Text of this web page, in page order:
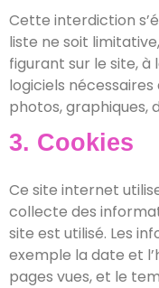
Cette interdiction
liste ne soit
figurant sur le site, à
logiciels nécessaires
photos, graphiques,
3. Cookies
Ce site internet
collecte des
site est utilisé. Les
exemple la date et
pages vues, et le